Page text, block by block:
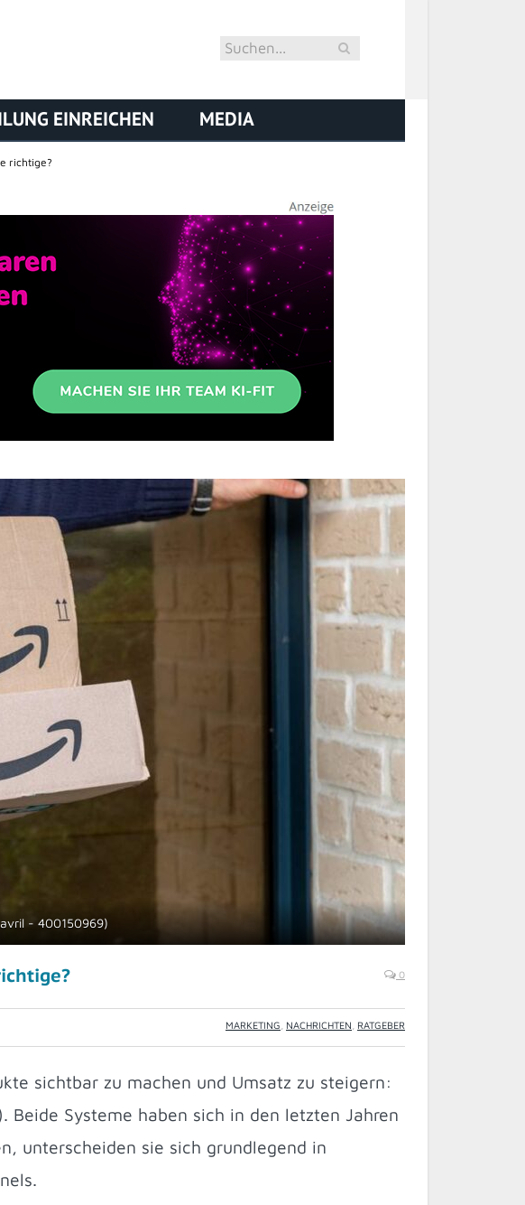
EINREICHEN MEDIA
richtige?
- 400150969)
0
MARKETING NACHRICHTEN RATGEBER
sichtbar zu machen und Umsatz zu steigern:
Beide Systeme haben sich in den letzten Jahren
unterscheiden sie sich grundlegend in